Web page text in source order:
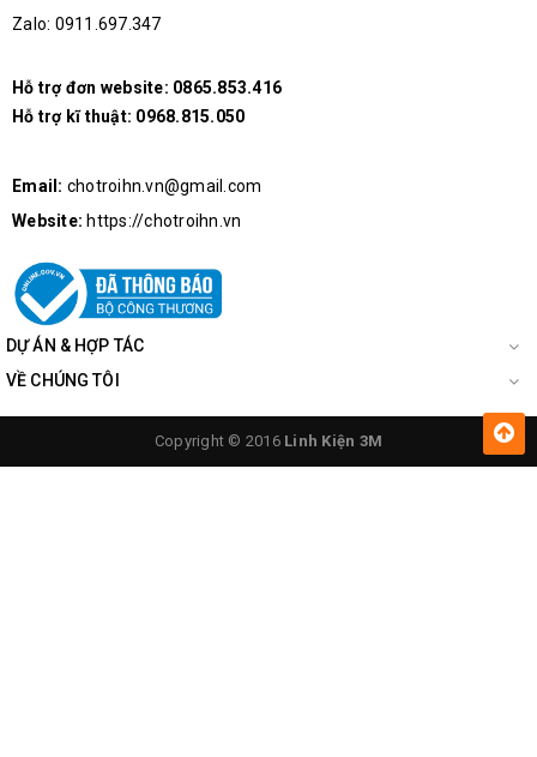
Zalo: 0911.697.347
Hỗ trợ đơn website: 0865.853.416
Hỗ trợ kĩ thuật: 0968.815.050
Email: chotroihn.vn@gmail.com
Website: https://chotroihn.vn
DỰ ÁN & HỢP TÁC
VỀ CHÚNG TÔI
Copyright © 2016 Linh Kiện 3M